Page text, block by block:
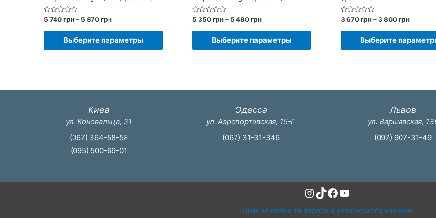
Оценка
0
из
5 740грн– 5 870грнДиапазон
740 грн
–
Выберите параметры
Этот
Оценка
0
из
5 350грн– 5 480грнДиапазон
350 грн
–
Выберите параметры
Этот
Оценка
0
из
3 670грн–3 800грн
670 грн
–
Выберите
Киев
ул. Коновальца, 31
(067) 364-58-58
(095) 500-69-01
Одесса
ул. Аэропортовская, 15-Г
(067) 31-31-346
Львов
ул. Варшавская,
(097) 907-31-49
Instagram
TikTok
Facebook
YouTube
Ціни на сляби та вироби з українського каменю